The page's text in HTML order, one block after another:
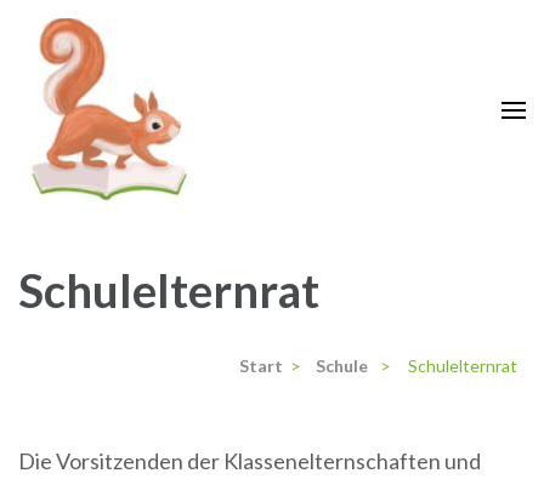
Inhalt
springen
(Enter
drücken)
Schulelternrat
Start > Schule > Schulelternrat
Die Vorsitzenden der Klassenelternschaften und